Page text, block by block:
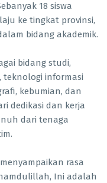
18 siswa
ke tingkat provinsi,
bidang akademik.
bidang studi,
teknologi informasi
kebumian, dan
dedikasi dan kerja
dari tenaga
rasa
Ini adalah